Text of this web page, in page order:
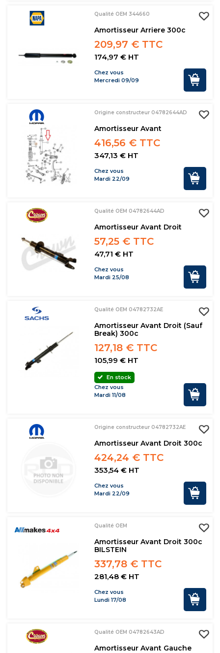
Qualité OEM 344660
Amortisseur Arriere 300c
209,97 € TTC
174,97 € HT
Chez vous
Mercredi 09/09
Origine constructeur 04782644AD
Amortisseur Avant
416,56 € TTC
347,13 € HT
Chez vous
Mardi 22/09
Qualité OEM 04782644AD
Amortisseur Avant Droit
57,25 € TTC
47,71 € HT
Chez vous
Mardi 25/08
Qualité OEM 04782732AE
Amortisseur Avant Droit (sauf
Break) 300c
127,18 € TTC
105,99 € HT
En stock
Chez vous
Mardi 11/08
Origine constructeur 04782732AE
Amortisseur Avant Droit 300c
424,24 € TTC
353,54 € HT
Chez vous
Mardi 22/09
Qualité OEM
Amortisseur Avant Droit 300c
BILSTEIN
337,78 € TTC
281,48 € HT
Chez vous
Lundi 17/08
Qualité OEM 04782643AD
Amortisseur Avant Gauche